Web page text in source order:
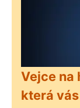
Vejce na
která